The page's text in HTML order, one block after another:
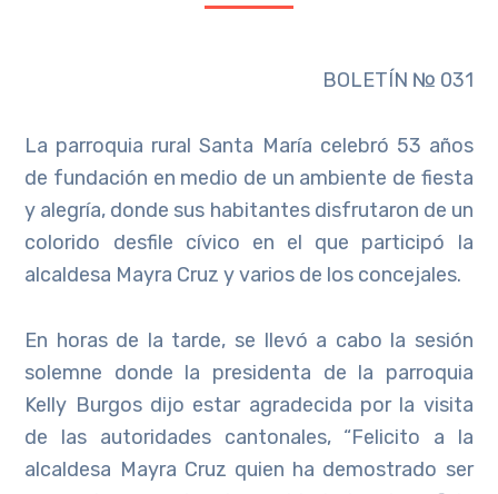
BOLETÍN № 031
La parroquia rural Santa María celebró 53 años
de fundación en medio de un ambiente de fiesta
y alegría, donde sus habitantes disfrutaron de un
colorido desfile cívico en el que participó la
alcaldesa Mayra Cruz y varios de los concejales.
En horas de la tarde, se llevó a cabo la sesión
solemne donde la presidenta de la parroquia
Kelly Burgos dijo estar agradecida por la visita
de las autoridades cantonales, “Felicito a la
alcaldesa Mayra Cruz quien ha demostrado ser